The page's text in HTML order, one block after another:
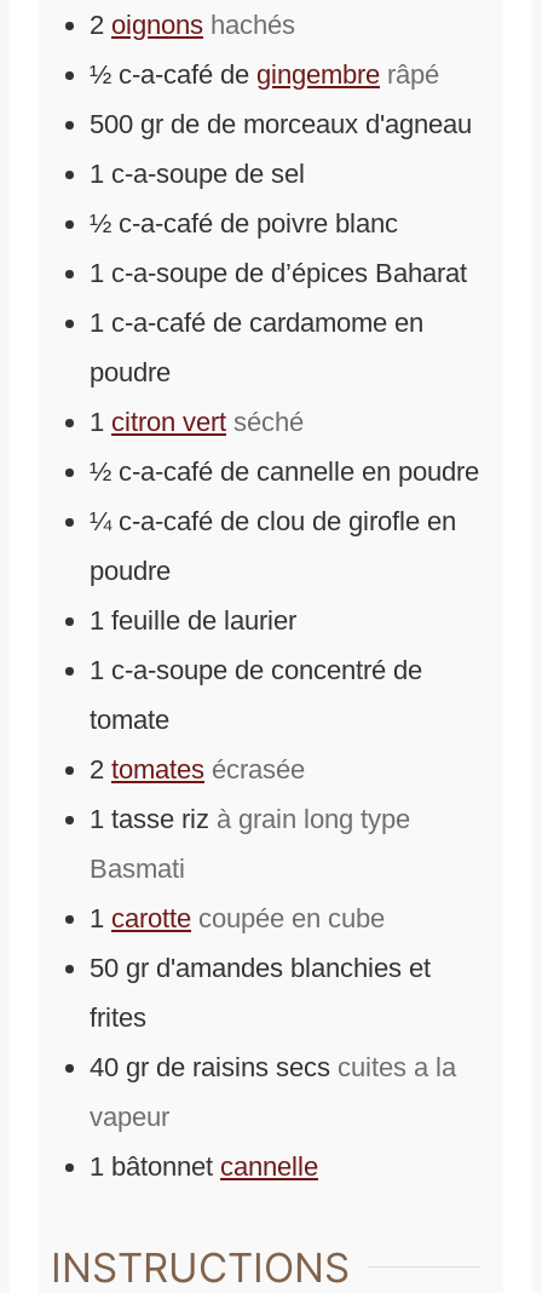
2 oignons hachés
½ c-a-café de gingembre râpé
500 gr de de morceaux d'agneau
1 c-a-soupe de sel
½ c-a-café de poivre blanc
1 c-a-soupe de d’épices Baharat
1 c-a-café de cardamome en
poudre
1 citron vert séché
½ c-a-café de cannelle en poudre
¼ c-a-café de clou de girofle en
poudre
1 feuille de laurier
1 c-a-soupe de concentré de
tomate
2 tomates écrasée
1 tasse riz à grain long type
Basmati
1 carotte coupée en cube
50 gr d'amandes blanchies et
frites
40 gr de raisins secs cuites a la
vapeur
1 bâtonnet cannelle
INSTRUCTIONS